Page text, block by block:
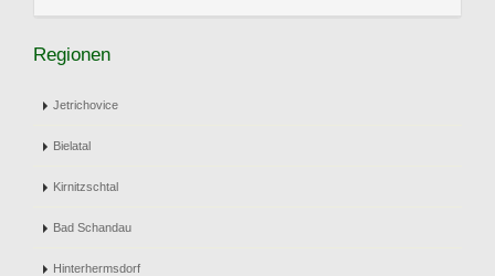
Regionen
Jetrichovice
Bielatal
Kirnitzschtal
Bad Schandau
Hinterhermsdorf